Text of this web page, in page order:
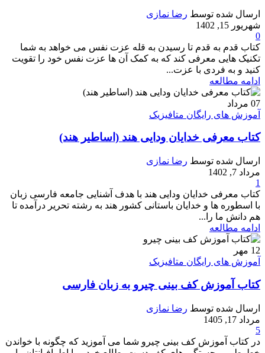
ارسال شده توسط رضا نمازی
شهریور 15, 1402
0
کتاب قدم به قدم تا رسیدن به قله عزت نفس می خواهد به شما
تکنیک هایی معرفی کند که به کمک آن ها عزت نفس خود را تقویت
کنید و به فردی با عزت...
ادامه مطالعه
07 مرداد
آموزش های رایگان متافیزیک
کتاب معرفی خدایان ودایی هند (اساطیر هند)
ارسال شده توسط رضا نمازی
مرداد 7, 1402
1
کتاب معرفی خدایان ودایی هند با هدف آشنایی جامعه فارسی زبان
با اسطوره ها و خدایان باستانی کشور هند به رشته تحریر درآمده تا
هم دانش ما را...
ادامه مطالعه
12 مهر
آموزش های رایگان متافیزیک
کتاب آموزش کف بینی چیرو به زبان فارسی
ارسال شده توسط رضا نمازی
مرداد 17, 1405
5
در کتاب آموزش کف بینی چیرو شما می آموزید که چگونه با خواندن